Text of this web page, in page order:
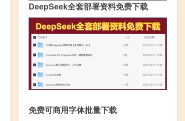
DeepSeek全套部署资料免费下载
免费可商用字体批量下载